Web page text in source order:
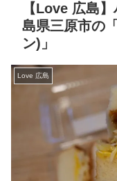
【Love 広島
島県三原市の
ン)」
Love 広島